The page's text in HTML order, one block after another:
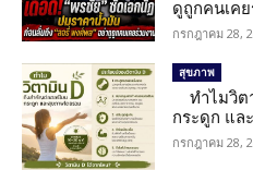
ดูถูกคนเค
กรกฎาคม 28,
สุขภาพ
ทำไมวิต
กระดูก แล
กรกฎาคม 28,